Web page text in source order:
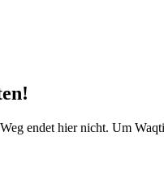
endet hier nicht. Um